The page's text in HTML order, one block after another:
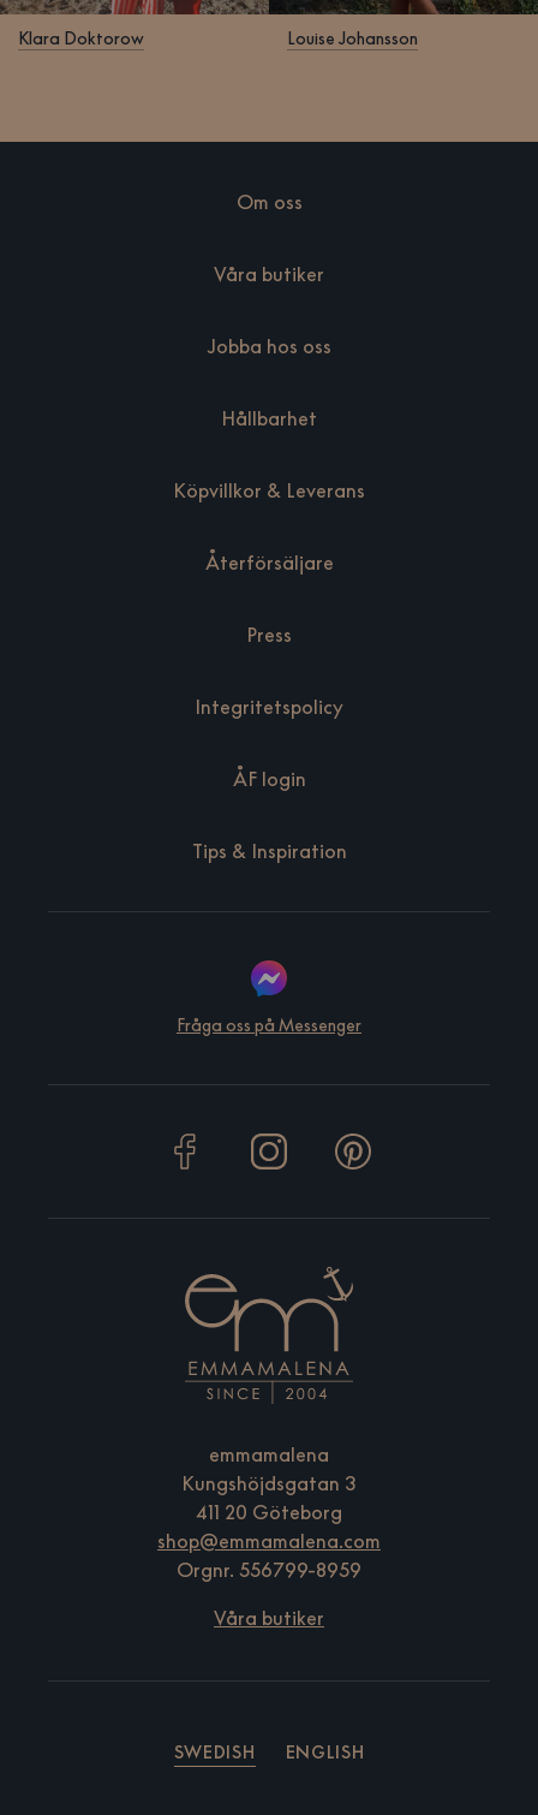
Klara Doktorow Louise Johansson
Om oss
Våra butiker
Jobba hos oss
Hållbarhet
Köpvillkor & Leverans
Återförsäljare
Press
Integritetspolicy
ÅF login
Tips & Inspiration
Fråga oss på Messenger
emmamalena
Kungshöjdsgatan 3
411 20 Göteborg
shop@emmamalena.com
Orgnr. 556799-8959
Våra butiker
SWEDISH ENGLISH